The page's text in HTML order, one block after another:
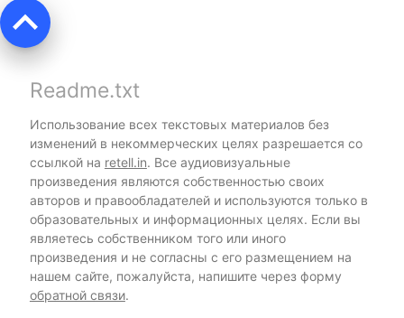
keyboard_arrow_up
Readme.txt
Использование всех текстовых материалов без
изменений в некоммерческих целях разрешается со
ссылкой на retell.in. Все аудиовизуальные
произведения являются собственностью своих
авторов и правообладателей и используются только в
образовательных и информационных целях. Если вы
являетесь собственником того или иного
произведения и не согласны с его размещением на
нашем сайте, пожалуйста, напишите через форму
обратной связи.